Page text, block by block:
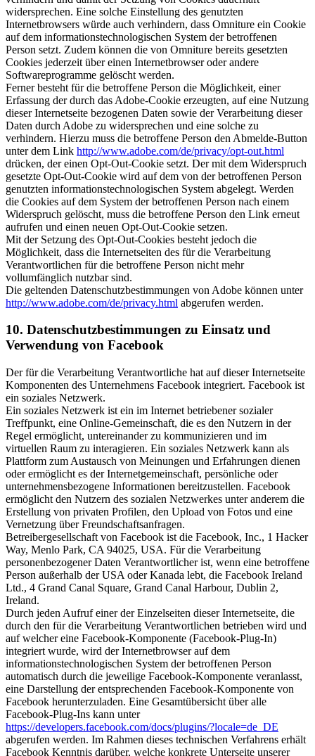
widersprechen. Eine solche Einstellung des genutzten
Internetbrowsers würde auch verhindern, dass Omniture ein Cookie
auf dem informationstechnologischen System der betroffenen
Person setzt. Zudem können die von Omniture bereits gesetzten
Cookies jederzeit über einen Internetbrowser oder andere
Softwareprogramme gelöscht werden.
Ferner besteht für die betroffene Person die Möglichkeit, einer
Erfassung der durch das Adobe-Cookie erzeugten, auf eine Nutzung
dieser Internetseite bezogenen Daten sowie der Verarbeitung dieser
Daten durch Adobe zu widersprechen und eine solche zu
verhindern. Hierzu muss die betroffene Person den Abmelde-Button
unter dem Link http://www.adobe.com/de/privacy/opt-out.html
drücken, der einen Opt-Out-Cookie setzt. Der mit dem Widerspruch
gesetzte Opt-Out-Cookie wird auf dem von der betroffenen Person
genutzten informationstechnologischen System abgelegt. Werden
die Cookies auf dem System der betroffenen Person nach einem
Widerspruch gelöscht, muss die betroffene Person den Link erneut
aufrufen und einen neuen Opt-Out-Cookie setzen.
Mit der Setzung des Opt-Out-Cookies besteht jedoch die
Möglichkeit, dass die Internetseiten des für die Verarbeitung
Verantwortlichen für die betroffene Person nicht mehr
vollumfänglich nutzbar sind.
Die geltenden Datenschutzbestimmungen von Adobe können unter
http://www.adobe.com/de/privacy.html abgerufen werden.
10. Datenschutzbestimmungen zu Einsatz und
Verwendung von Facebook
Der für die Verarbeitung Verantwortliche hat auf dieser Internetseite
Komponenten des Unternehmens Facebook integriert. Facebook ist
ein soziales Netzwerk.
Ein soziales Netzwerk ist ein im Internet betriebener sozialer
Treffpunkt, eine Online-Gemeinschaft, die es den Nutzern in der
Regel ermöglicht, untereinander zu kommunizieren und im
virtuellen Raum zu interagieren. Ein soziales Netzwerk kann als
Plattform zum Austausch von Meinungen und Erfahrungen dienen
oder ermöglicht es der Internetgemeinschaft, persönliche oder
unternehmensbezogene Informationen bereitzustellen. Facebook
ermöglicht den Nutzern des sozialen Netzwerkes unter anderem die
Erstellung von privaten Profilen, den Upload von Fotos und eine
Vernetzung über Freundschaftsanfragen.
Betreibergesellschaft von Facebook ist die Facebook, Inc., 1 Hacker
Way, Menlo Park, CA 94025, USA. Für die Verarbeitung
personenbezogener Daten Verantwortlicher ist, wenn eine betroffene
Person außerhalb der USA oder Kanada lebt, die Facebook Ireland
Ltd., 4 Grand Canal Square, Grand Canal Harbour, Dublin 2,
Ireland.
Durch jeden Aufruf einer der Einzelseiten dieser Internetseite, die
durch den für die Verarbeitung Verantwortlichen betrieben wird und
auf welcher eine Facebook-Komponente (Facebook-Plug-In)
integriert wurde, wird der Internetbrowser auf dem
informationstechnologischen System der betroffenen Person
automatisch durch die jeweilige Facebook-Komponente veranlasst,
eine Darstellung der entsprechenden Facebook-Komponente von
Facebook herunterzuladen. Eine Gesamtübersicht über alle
Facebook-Plug-Ins kann unter
https://developers.facebook.com/docs/plugins/?locale=de_DE
abgerufen werden. Im Rahmen dieses technischen Verfahrens erhält
Facebook Kenntnis darüber, welche konkrete Unterseite unserer